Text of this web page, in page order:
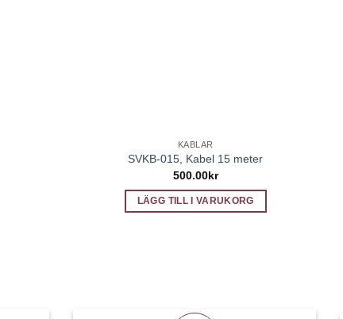
KABLAR
SVKB-015, Kabel 15 meter
500.00kr
LÄGG TILL I VARUKORG